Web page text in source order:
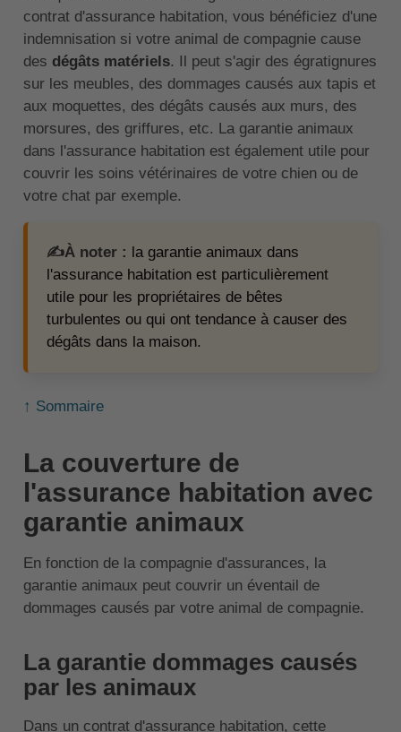
contrat d'assurance habitation, vous bénéficiez d'une
indemnisation si votre animal de compagnie cause
des dégâts matériels. Il peut s'agir des égratignures
sur les meubles, des dommages causés aux tapis et
aux moquettes, des dégâts causés aux murs, des
morsures, des griffures, etc. La garantie animaux
dans l'assurance habitation est également utile pour
couvrir les soins vétérinaires de votre chien ou de
votre chat par exemple.
✍️À noter : la garantie animaux dans
l'assurance habitation est particulièrement
utile pour les propriétaires de bêtes
turbulentes ou qui ont tendance à causer des
dégâts dans la maison.
↑ Sommaire
La couverture de
l'assurance habitation avec
garantie animaux
En fonction de la compagnie d'assurances, la
garantie animaux peut couvrir un éventail de
dommages causés par votre animal de compagnie.
La garantie dommages causés
par les animaux
Dans un contrat d'assurance habitation, cette